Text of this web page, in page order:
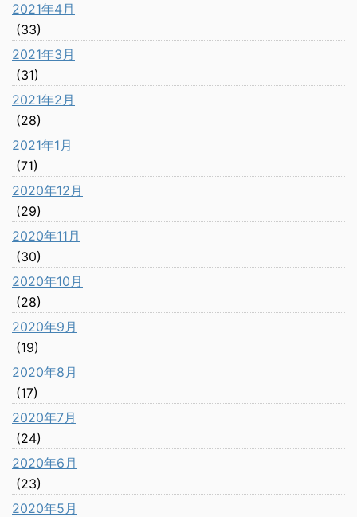
2021年4月
(33)
2021年3月
(31)
2021年2月
(28)
2021年1月
(71)
2020年12月
(29)
2020年11月
(30)
2020年10月
(28)
2020年9月
(19)
2020年8月
(17)
2020年7月
(24)
2020年6月
(23)
2020年5月